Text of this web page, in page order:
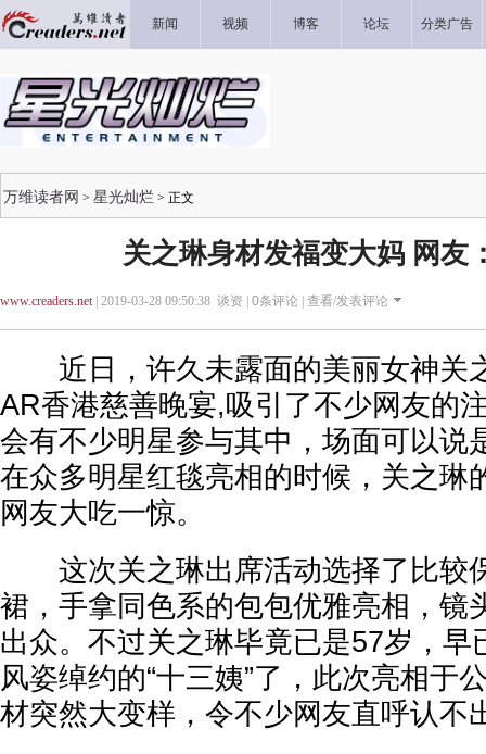
新闻 视频 博客 论坛 分类广告
万维读者网 > 星光灿烂 > 正文
关之琳身材发福变大妈 网友
www.creaders.net| 2019-03-28 09:50:38 谈资 | 0条评论 | 查看/发表评论
近日，许久未露面的美丽女神关
AR香港慈善晚宴,吸引了不少网友的
会有不少明星参与其中，场面可以说
在众多明星红毯亮相的时候，关之琳
网友大吃一惊。
这次关之琳出席活动选择了比较
裙，手拿同色系的包包优雅亮相，镜
出众。不过关之琳毕竟已是57岁，早
风姿绰约的“十三姨”了，此次亮相于
材突然大变样，令不少网友直呼认不